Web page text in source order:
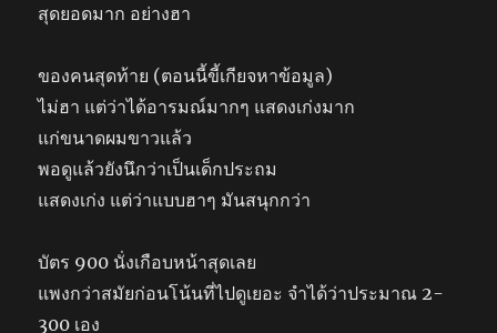
สุดยอดมาก อย่างฮา
ของคนสุดท้าย (ตอนนี้ขี้เกียจหาข้อมูล)
ไม่ฮา แต่ว่าได้อารมณ์มากๆ แสดงเก่งมาก
แก่ขนาดผมขาวแล้ว
พอดูแล้วยังนึกว่าเป็นเด็กประถม
แสดงเก่ง แต่ว่าแบบฮาๆ มันสนุกกว่า
บัตร 900 นั่งเกือบหน้าสุดเลย
แพงกว่าสมัยก่อนโน้นที่ไปดูเยอะ จำได้ว่าประมาณ 2-
300 เอง